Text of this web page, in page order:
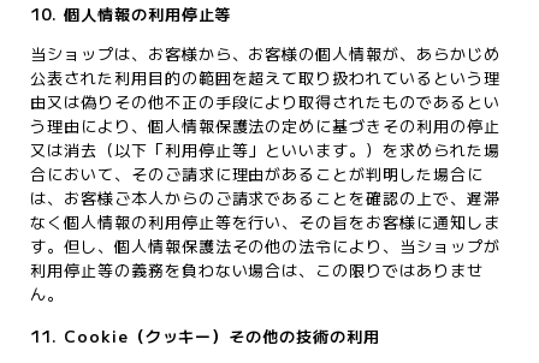
10. 個人情報の利用停止等
当ショップは、お客様から、お客様の個人情報が、あらかじめ
公表された利用目的の範囲を超えて取り扱われているという理
由又は偽りその他不正の手段により取得されたものであるとい
う理由により、個人情報保護法の定めに基づきその利用の停止
又は消去（以下「利用停止等」といいます。）を求められた場
合において、そのご請求に理由があることが判明した場合に
は、お客様ご本人からのご請求であることを確認の上で、遅滞
なく個人情報の利用停止等を行い、その旨をお客様に通知しま
す。但し、個人情報保護法その他の法令により、当ショップが
利用停止等の義務を負わない場合は、この限りではありませ
ん。
11. Cookie（クッキー）その他の技術の利用